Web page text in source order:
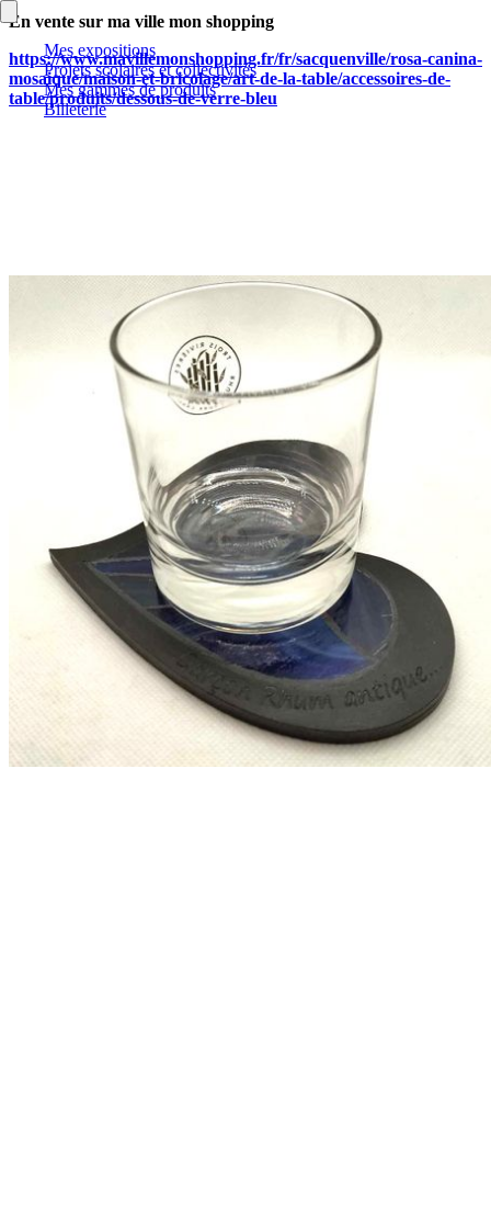
Mes expositions
Projets scolaires et collectivités
Mes gammes de produits
Billeterie
En vente sur ma ville mon shopping
https://www.mavillemonshopping.fr/fr/sacquenville/rosa-canina-
mosaique/maison-et-bricolage/art-de-la-table/accessoires-de-
table/produits/dessous-de-verre-bleu